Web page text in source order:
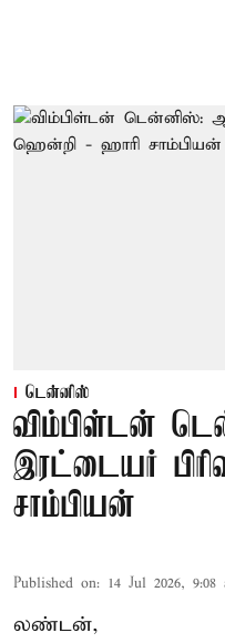
டென்னிஸ்
விம்பிள்டன்
இரட்டையர்
சாம்பியன்
Published on: 14 Jul 2026, 9:08
லண்டன்,